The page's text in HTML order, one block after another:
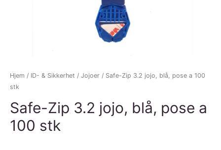
Hjem / ID- & Sikkerhet / Jojoer / Safe-Zip 3.2 jojo, blå, pose a 100
stk
Safe-Zip 3.2 jojo, blå, pose a
100 stk